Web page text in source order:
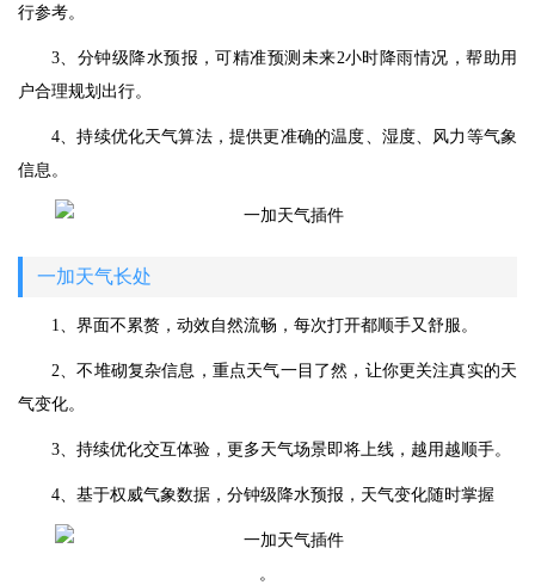
行参考。
3、分钟级降水预报，可精准预测未来2小时降雨情况，帮助用
户合理规划出行。
4、持续优化天气算法，提供更准确的温度、湿度、风力等气象
信息。
一加天气长处
1、界面不累赘，动效自然流畅，每次打开都顺手又舒服。
2、不堆砌复杂信息，重点天气一目了然，让你更关注真实的天
气变化。
3、持续优化交互体验，更多天气场景即将上线，越用越顺手。
4、基于权威气象数据，分钟级降水预报，天气变化随时掌握
。